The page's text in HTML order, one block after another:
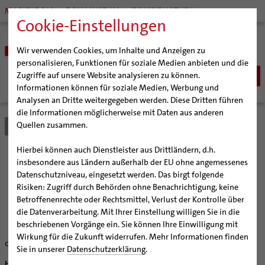
Cookie-Einstellungen
Wir verwenden Cookies, um Inhalte und Anzeigen zu
personalisieren, Funktionen für soziale Medien anbieten und die
Zugriffe auf unsere Website analysieren zu können.
Informationen können für soziale Medien, Werbung und
Analysen an Dritte weitergegeben werden. Diese Dritten führen
die Informationen möglicherweise mit Daten aus anderen
Quellen zusammen.
Hierbei können auch Dienstleister aus Drittländern, d.h.
insbesondere aus Ländern außerhalb der EU ohne angemessenes
Datenschutzniveau, eingesetzt werden. Das birgt folgende
Risiken: Zugriff durch Behörden ohne Benachrichtigung, keine
Betroffenenrechte oder Rechtsmittel, Verlust der Kontrolle über
die Datenverarbeitung. Mit Ihrer Einstellung willigen Sie in die
beschriebenen Vorgänge ein. Sie können Ihre Einwilligung mit
Wirkung für die Zukunft widerrufen. Mehr Informationen finden
Sie in unserer Datenschutzerklärung.
MARIENDOM DOMMUSEUM DOMBIBLIOTHEK
BISTUM
Bischöfe
Weihbischof Dr. Martin Marahrens
Bischof em. Norbert Trelle
Weihbischof em. Bongartz
Weihbischof em. Schwerdtfeger
Weihbischof em. Koitz
Bischof em. Dr. Wüstenberg
Generalvikariat
Gremien
Diözesangericht
Gemeindegremien
Pfarrgemeinden
Hildesheimer Dom
Virtueller Rundgang durch den Dom
Tausendjähriger Rosenstock
Die Hildesheimer Dommusik
Wallfahrten | Pilgern
Termine Wallfahrten und Pilgern
Jakobswege im Bistum Hildesheim
Veranstaltungen
Strategieprozess
Jugend
Bistum Hildesheim
Betten warm halten
St. Jakobushaus Goslar will die Zahl der
Übernachtungsgäste erhöhen
07.10.2005